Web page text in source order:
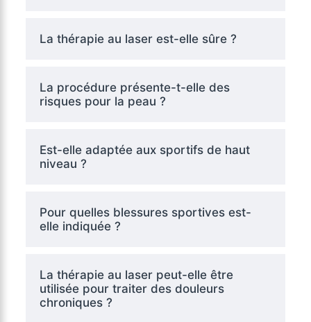
La thérapie au laser est-elle sûre ?
La procédure présente-t-elle des
risques pour la peau ?
Est-elle adaptée aux sportifs de haut
niveau ?
Pour quelles blessures sportives est-
elle indiquée ?
La thérapie au laser peut-elle être
utilisée pour traiter des douleurs
chroniques ?